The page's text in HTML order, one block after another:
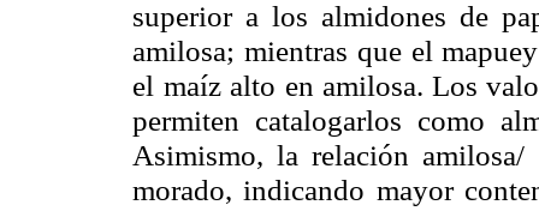
superior a los almidones de
amilosa; mientras que el
el maíz alto en amilosa. Los
permiten catalogarlos como
Asimismo, la relación amilosa/
morado, indicando mayor